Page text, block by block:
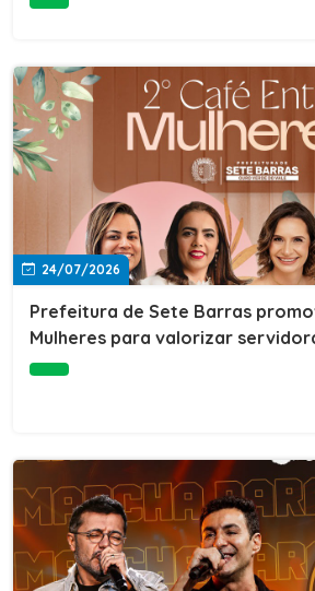
24/07/2026
Prefeitura de Sete Barras
Mulheres para valorizar